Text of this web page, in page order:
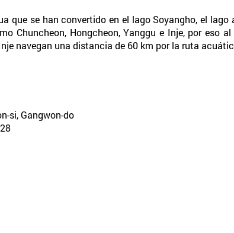
que se han convertido en el lago Soyangho, el
Chuncheon, Hongcheon, Yanggu e Inje, por eso
navegan una distancia de 60 km por la ruta
si, Gangwon-do